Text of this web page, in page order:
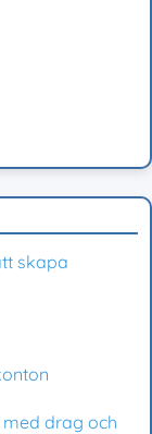
skapa
drag och